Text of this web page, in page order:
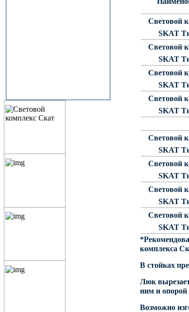
НПК Опоры освещения
прямостоечные круглоконические
НФ Трубчатая опора освещения
НП Опора освещения несиловая
конические опоры освещения
Уличные фонари 1 метр
Уличные фонари 4 метра
Световой
SKAT
Световой
SKAT
Световой
SKAT
Световой
SKAT
Световой
SKAT
Световой
SKAT
Световой
SKAT
Световой
SKAT
комплекса
В стойках
Люк
ним и
Возможно